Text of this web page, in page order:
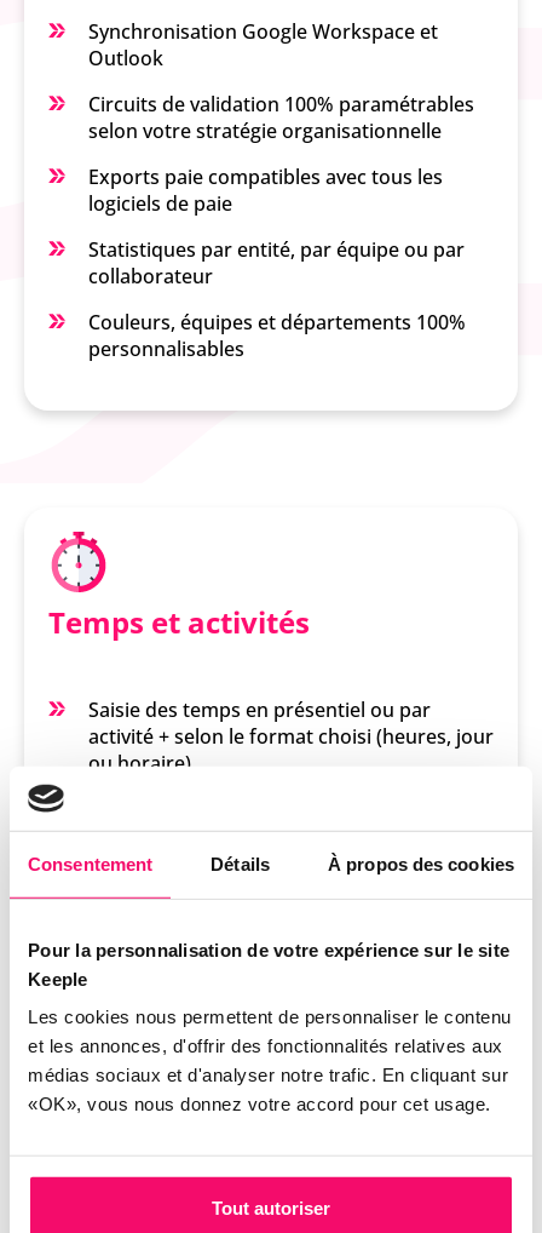
Consentement Détails À propos des cookies
Pour la personnalisation de votre expérience sur le site
Keeple
Les cookies nous permettent de personnaliser le contenu
et les annonces, d'offrir des fonctionnalités relatives aux
médias sociaux et d'analyser notre trafic. En cliquant sur
«OK», vous nous donnez votre accord pour cet usage.
Tout autoriser
Synchronisation Google Workspace et
Outlook
Circuits de validation 100% paramétrables
selon votre stratégie organisationnelle
Exports paie compatibles avec tous les
logiciels de paie
Statistiques par entité, par équipe ou par
collaborateur
Couleurs, équipes et départements 100%
personnalisables
Temps et activités
Saisie des temps en présentiel ou par
activité + selon le format choisi (heures, jour
ou horaire)
Gestion des heures supplémentaires (qui
remontent dans Keeple Congés et
absences)
Création de feuille de temps (à la semaine
Système d'alerte en cas de retard de
déclaration
Horaires de nuit paramétrables
déclarations plus rapides.
Détails des temps saisis